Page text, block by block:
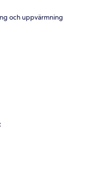
och uppvärmning